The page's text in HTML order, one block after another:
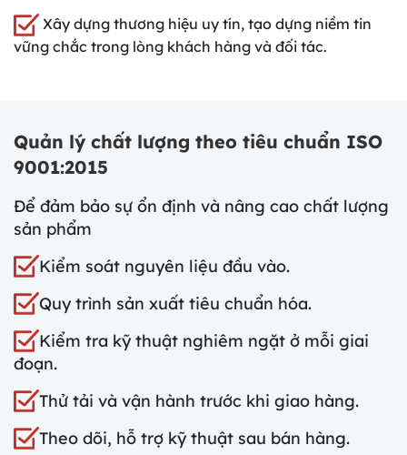
Xây dựng thương hiệu uy tín, tạo dựng niềm tin
vững chắc trong lòng khách hàng và đối tác.
Quản lý chất lượng theo tiêu chuẩn ISO
9001:2015
Để đảm bảo sự ổn định và nâng cao chất lượng
sản phẩm
Kiểm soát nguyên liệu đầu vào.
Quy trình sản xuất tiêu chuẩn hóa.
Kiểm tra kỹ thuật nghiêm ngặt ở mỗi giai
đoạn.
Thử tải và vận hành trước khi giao hàng.
Theo dõi, hỗ trợ kỹ thuật sau bán hàng.